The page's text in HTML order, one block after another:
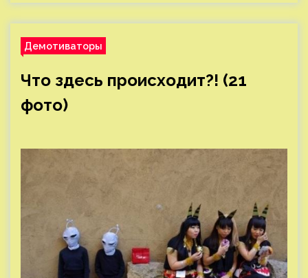
Демотиваторы
Что здесь происходит?! (21
фото)